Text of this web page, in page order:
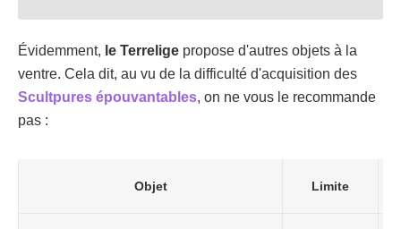
Évidemment, le Terrelige propose d'autres objets à la
ventre. Cela dit, au vu de la difficulté d'acquisition des
Scultpures épouvantables, on ne vous le recommande
pas :
Objet Limite